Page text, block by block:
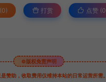
打赏 点赞 (0
©版权免责声明
赞助，收取费用仅维持本站的日常运营所需。